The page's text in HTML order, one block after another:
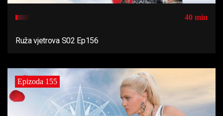
40 min
Ruža vjetrova S02 Ep156
Epizoda 155